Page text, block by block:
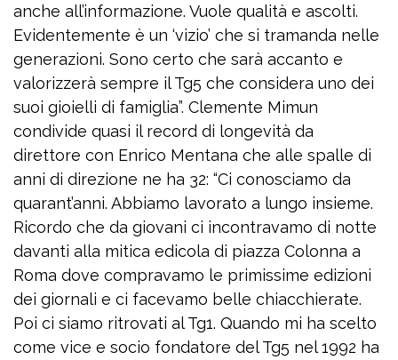
anche all’informazione. Vuole qualità e ascolti.
Evidentemente è un ‘vizio’ che si tramanda nelle
generazioni. Sono certo che sarà accanto e
valorizzerà sempre il Tg5 che considera uno dei
suoi gioielli di famiglia”. Clemente Mimun
condivide quasi il record di longevità da
direttore con Enrico Mentana che alle spalle di
anni di direzione ne ha 32: “Ci conosciamo da
quarant’anni. Abbiamo lavorato a lungo insieme.
Ricordo che da giovani ci incontravamo di notte
davanti alla mitica edicola di piazza Colonna a
Roma dove compravamo le primissime edizioni
dei giornali e ci facevamo belle chiacchierate.
Poi ci siamo ritrovati al Tg1. Quando mi ha scelto
come vice e socio fondatore del Tg5 nel 1992 ha